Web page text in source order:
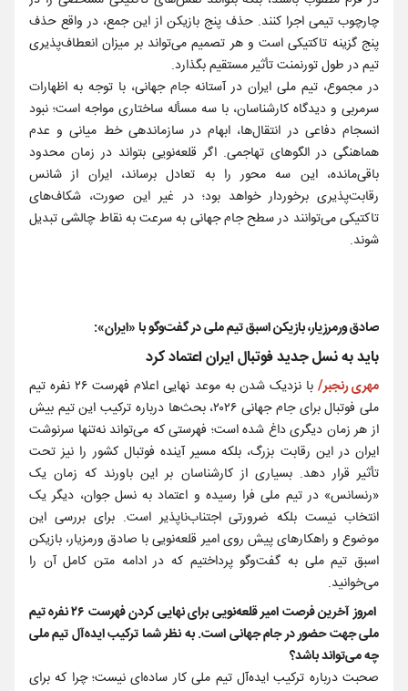
چارچوب تیمی اجرا کنند. حذف پنج بازیکن از این جمع، در واقع حذف
پنج گزینه تاکتیکی است و هر تصمیم می‌تواند بر میزان انعطاف‌پذیری
تیم در طول تورنمنت تأثیر مستقیم بگذارد.
در مجموع، تیم ملی ایران در آستانه جام جهانی، با توجه به اظهارات
سرمربی و دیدگاه کارشناسان، با سه مسأله ساختاری مواجه است؛ نبود
انسجام دفاعی در انتقال‌ها، ابهام در سازماندهی خط میانی و عدم
هماهنگی در الگوهای تهاجمی. اگر قلعه‌نویی بتواند در زمان محدود
باقی‌مانده، این سه محور را به تعادل برساند، ایران از شانس
رقابت‌پذیری برخوردار خواهد بود؛ در غیر این صورت، شکاف‌های
تاکتیکی می‌توانند در سطح جام جهانی به ‌سرعت به نقاط چالشی تبدیل
شوند.
صادق ورمرزیار، بازیکن اسبق تیم ملی در گفت‌وگو با «ایران»:
باید به نسل جدید فوتبال ایران اعتماد کرد
مهری رنجبر/
با نزدیک شدن به موعد نهایی اعلام فهرست ۲۶ نفره تیم
ملی فوتبال برای جام جهانی ۲۰۲۶، بحث‌ها درباره ترکیب این تیم بیش
از هر زمان دیگری داغ شده است؛ فهرستی که می‌تواند نه‌تنها سرنوشت
ایران در این رقابت بزرگ، بلکه مسیر آینده فوتبال کشور را نیز تحت
تأثیر قرار دهد. بسیاری از کارشناسان بر این باورند که زمان یک
«رنسانس» در تیم ملی فرا رسیده و اعتماد به نسل جوان، دیگر یک
انتخاب نیست بلکه ضرورتی اجتناب‌ناپذیر است. برای بررسی این
موضوع و راهکارهای پیش روی امیر قلعه‌نویی با صادق ورمزیار، بازیکن
اسبق تیم ملی به گفت‌وگو پرداختیم که در ادامه متن کامل آن را
می‌خوانید.
امروز آخرین فرصت امیر قلعه‌نویی برای نهایی کردن فهرست ۲۶ نفره تیم
ملی جهت حضور در جام جهانی است. به نظر شما ترکیب ایده‌آل تیم ملی
چه می‌تواند باشد؟
صحبت درباره ترکیب ایده‌آل تیم ملی کار ساده‌ای نیست؛ چرا که برای